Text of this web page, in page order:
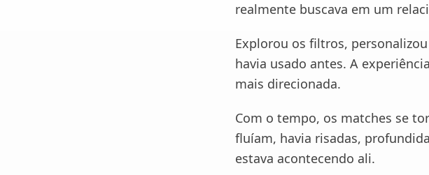
realmente buscava em um
Explorou os filtros,
havia usado antes. A
mais direcionada.
Com o tempo, os matches se
fluíam, havia risadas,
estava acontecendo ali.